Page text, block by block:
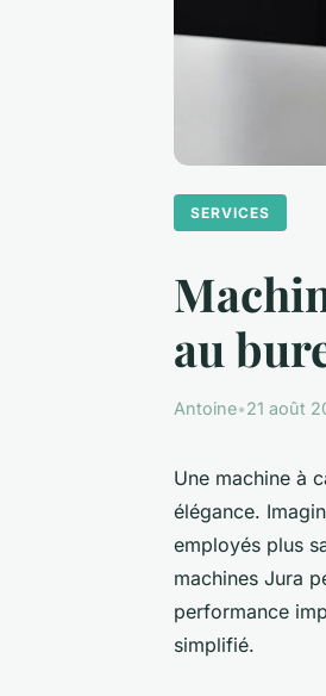
SERVICES
au
Antoine•21 août
Une machine à
élégance.
employés plus
machines Jura
performance
simplifié.